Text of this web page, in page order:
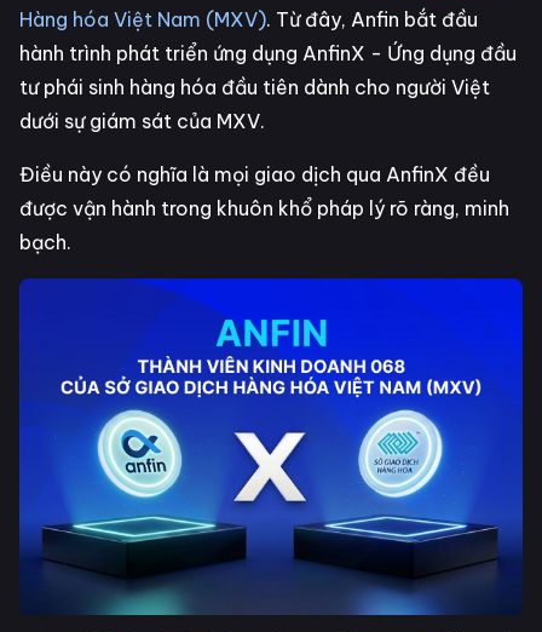
Hàng hóa Việt Nam (MXV). Từ đây, Anfin bắt đầu
hành trình phát triển ứng dụng AnfinX - Ứng dụng đầu
tư phái sinh hàng hóa đầu tiên dành cho người Việt
dưới sự giám sát của MXV.
Điều này có nghĩa là mọi giao dịch qua AnfinX đều
được vận hành trong khuôn khổ pháp lý rõ ràng, minh
bạch.